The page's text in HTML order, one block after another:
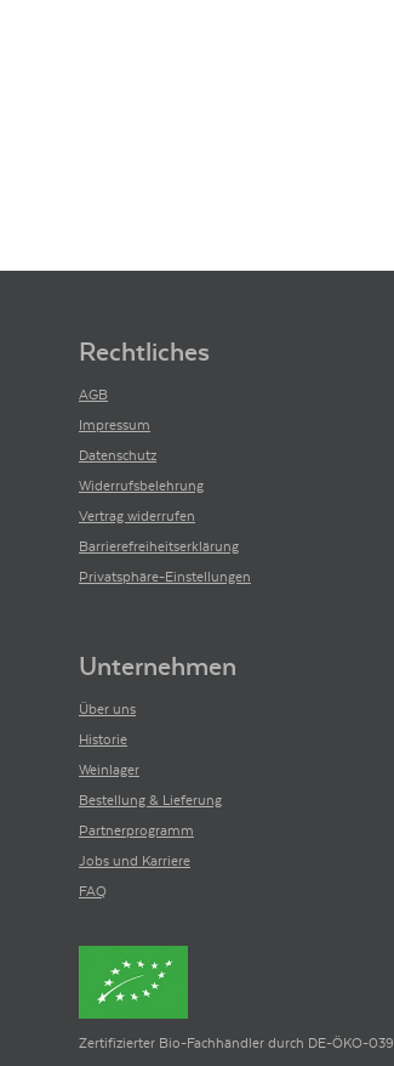
Rechtliches
AGB
Impressum
Datenschutz
Widerrufsbelehrung
Vertrag widerrufen
Barrierefreiheitserklärung
Privatsphäre-Einstellungen
Unternehmen
Über uns
Historie
Weinlager
Bestellung & Lieferung
Partnerprogramm
Jobs und Karriere
FAQ
Zertifizierter Bio-Fachhändler durch DE-ÖKO-039